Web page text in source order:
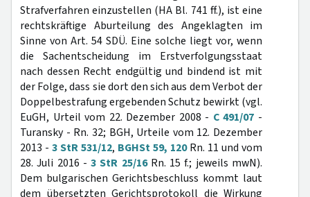
Strafverfahren einzustellen (HA Bl. 741 ff.), ist eine
rechtskräftige Aburteilung des Angeklagten im
Sinne von Art. 54 SDÜ. Eine solche liegt vor, wenn
die Sachentscheidung im Erstverfolgungsstaat
nach dessen Recht endgültig und bindend ist mit
der Folge, dass sie dort den sich aus dem Verbot der
Doppelbestrafung ergebenden Schutz bewirkt (vgl.
EuGH, Urteil vom 22. Dezember 2008 - C 491/07 -
Turansky - Rn. 32; BGH, Urteile vom 12. Dezember
2013 - 3 StR 531/12, BGHSt 59, 120Rn. 11 und vom
28. Juli 2016 -3 StR 25/16Rn. 15 f.; jeweils mwN).
Dem bulgarischen Gerichtsbeschluss kommt laut
dem übersetzten Gerichtsprotokoll die Wirkung